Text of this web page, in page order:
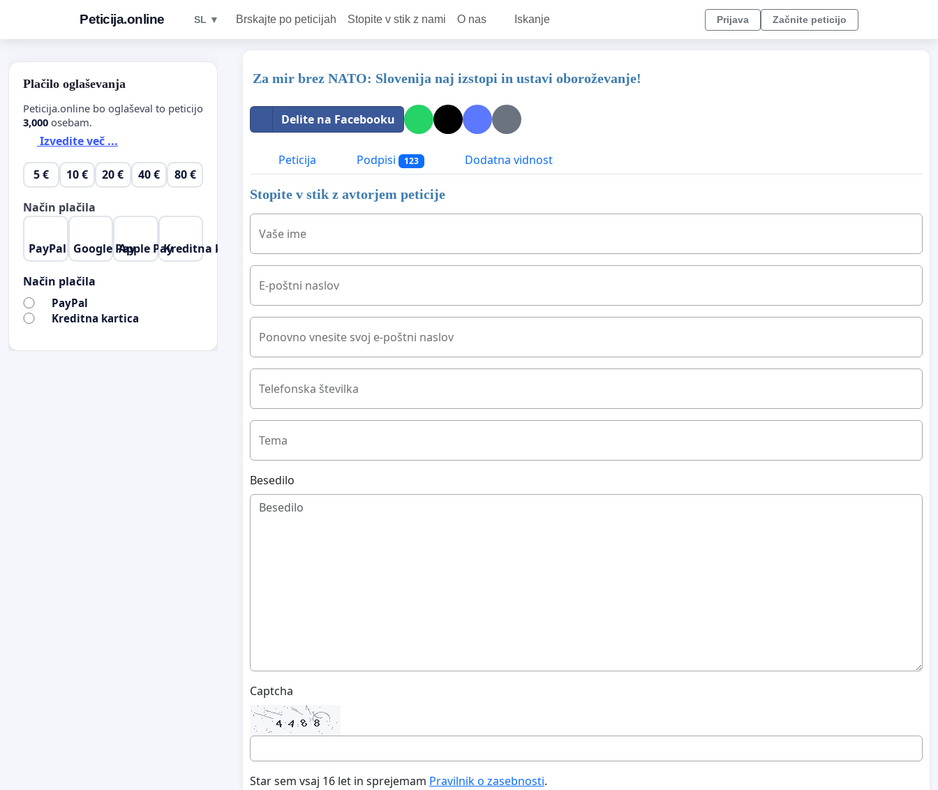
Peticija.online SL ▼ Brskajte po peticijah Stopite v stik z nami O nas Iskanje Prijava Začnite peticijo
Za mir brez NATO: Slovenija naj izstopi in ustavi oboroževanje!
Delite na Facebooku
Peticija Podpisi 123 Dodatna vidnost
Stopite v stik z avtorjem peticije
Vaše ime
E-poštni naslov
Ponovno vnesite svoj e-poštni naslov
Telefonska številka
Tema
Besedilo
Captcha
Star sem vsaj 16 let in sprejemam Pravilnik o zasebnosti.
Plačilo oglaševanja
Peticija.online bo oglaševal to peticijo
3,000 osebam.
Izvedite več ...
5 € 10 € 20 € 40 € 80 €
Način plačila
PayPal Google PayApple PayKreditna kartica
Način plačila
PayPal
Kreditna kartica